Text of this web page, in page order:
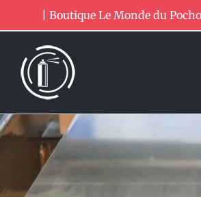
au
contenu
| Boutique Le Monde du